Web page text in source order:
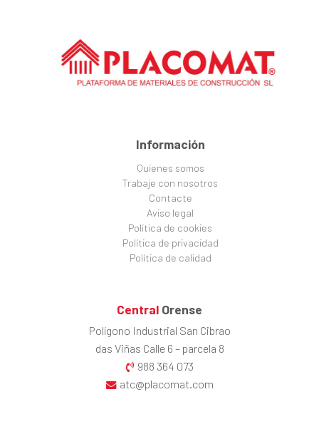
Información
Quienes somos
Trabaje con nosotros
Contacte
Aviso legal
Política de cookies
Política de privacidad
Política de calidad
Central Orense
Polígono Industrial San Cibrao
das Viñas Calle 6 – parcela 8
988 364 073
atc@placomat.com